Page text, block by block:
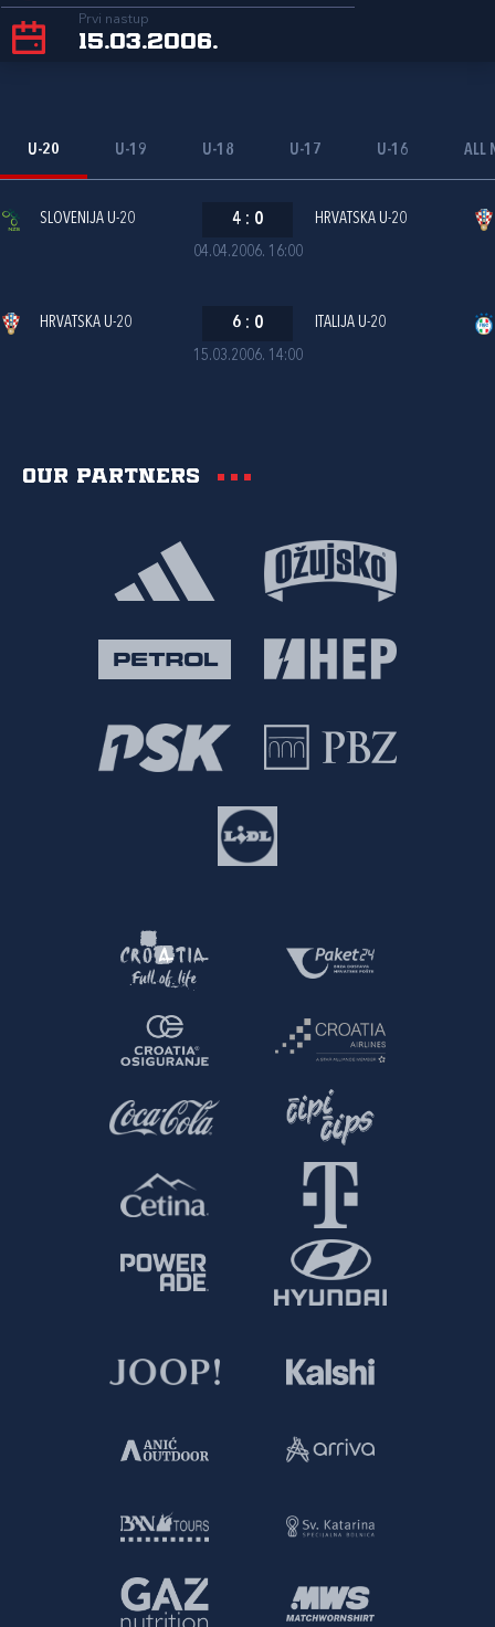
Prvi nastup
15.03.2006.
U-20 U-19 U-18 U-17 U-16 ALL
04.04.2006. 16:00
SLOVENIJA U-20 4 : 0 HRVATSKA U-20
15.03.2006. 14:00
HRVATSKA U-20 6 : 0 ITALIJA U-20
Our partners